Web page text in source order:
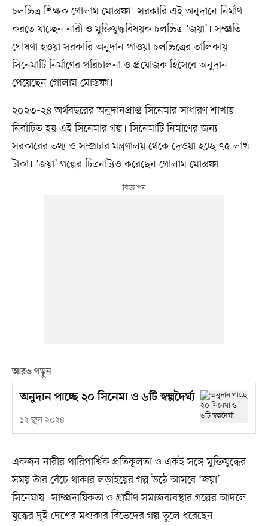
চলচ্চিত্র শিক্ষক গোলাম মোস্তফা। সরকারি এই অনুদানে নির্মাণ
করতে যাচ্ছেন নারী ও মুক্তিযুদ্ধবিষয়ক চলচ্চিত্র ‘জয়া’। সম্প্রতি
ঘোষণা হওয়া সরকারি অনুদান পাওয়া চলচ্চিত্রের তালিকায়
সিনেমাটি নির্মাণের পরিচালনা ও প্রযোজক হিসেবে অনুদান
পেয়েছেন গোলাম মোস্তফা।
২০২৩-২৪ অর্থবছরের অনুদানপ্রাপ্ত সিনেমার সাধারণ শাখায়
নির্বাচিত হয় এই সিনেমার গল্প। সিনেমাটি নির্মাণের জন্য
সরকারের তথ্য ও সম্প্রচার মন্ত্রণালয় থেকে দেওয়া হচ্ছে ৭৫ লাখ
টাকা। ‘জয়া’ গল্পের চিত্রনাট্যও করেছেন গোলাম মোস্তফা।
আরও পড়ুন
অনুদান পাচ্ছে ২০ সিনেমা ও ৬টি স্বল্পদৈর্ঘ্য
১২ জুন ২০২৪
একজন নারীর পারিপার্শ্বিক প্রতিকূলতা ও একই সঙ্গে মুক্তিযুদ্ধের
সময় তাঁর বেঁচে থাকার লড়াইয়ের গল্প উঠে আসবে ‘জয়া’
সিনেমায়। সাম্প্রদায়িকতা ও গ্রামীণ সমাজব্যবস্থার গল্পের আদলে
যুদ্ধের দুই দেশের মধ্যকার বিভেদের গল্প তুলে ধরেছেন